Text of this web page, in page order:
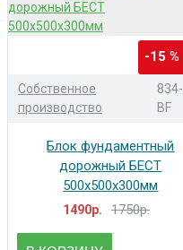
-15 %
Собственное
производство
834-
BF
Блок фундаментный
дорожный БЕСТ
500х500х300мм
1490р. 1750р.